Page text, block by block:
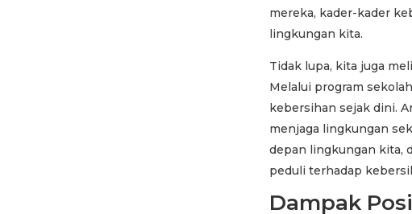
mereka, kader-kader
lingkungan kita.
Tidak lupa, kita juga
Melalui program
kebersihan sejak dini.
menjaga lingkungan
depan lingkungan kita,
peduli terhadap
Dampak